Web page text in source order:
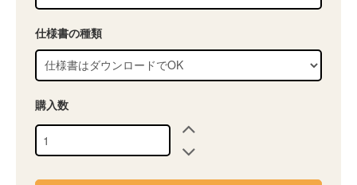
仕様書の種類
購入数